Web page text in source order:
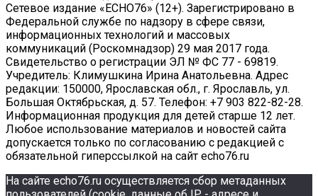
Сетевое издание «ECHO76» (12+). Зарегистрировано в
Федеральной службе по надзору в сфере связи,
информационных технологий и массовых
коммуникаций (Роскомнадзор) 29 мая 2017 года.
Свидетельство о регистрации ЭЛ № ФС 77 - 69819.
Учредитель: Климушкина Ирина Анатольевна. Адрес
редакции: 150000, Ярославская обл., г. Ярославль, ул.
Большая Октябрьская, д. 57. Телефон: +7 903 822-82-28.
Информационная продукция для детей старше 12 лет.
Любое использование материалов и новостей сайта
допускается только по согласованию с редакцией с
обязательной гиперссылкой на сайт echo76.ru
На сайте echo76.ru осуществляется сбор метаданных